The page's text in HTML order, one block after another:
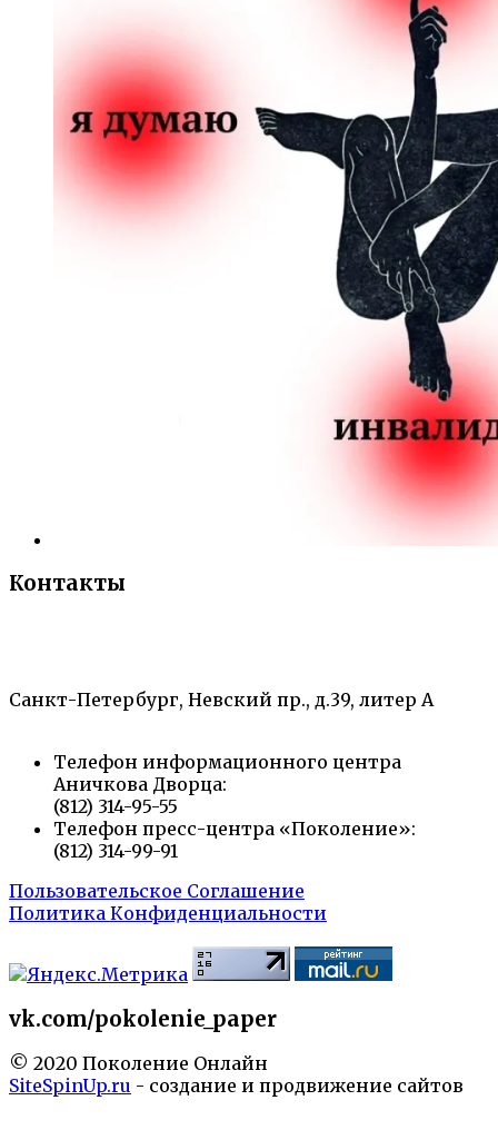
Контакты
Санкт-Петербург, Невский пр., д.39, литер А
Телефон информационного центра
Аничкова Дворца:
(812) 314-95-55
Телефон пресс-центра «Поколение»:
(812) 314-99-91
Пользовательское Соглашение
Политика Конфиденциальности
vk.com/pokolenie_paper
© 2020 Поколение Онлайн
SiteSpinUp.ru - создание и продвижение сайтов